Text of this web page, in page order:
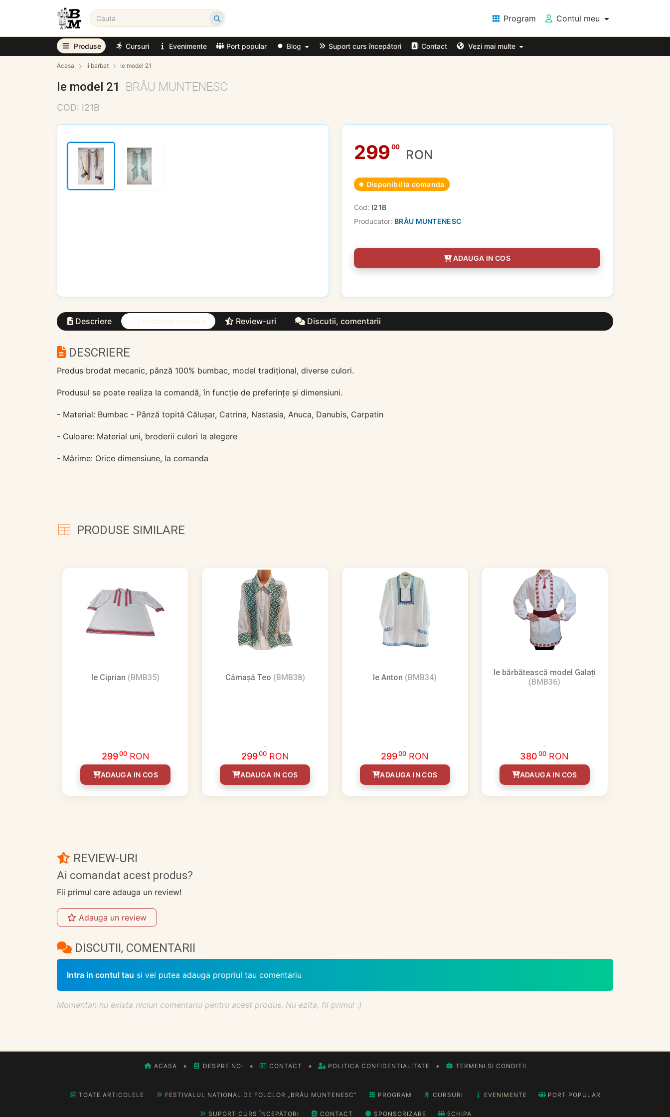
Program Contul meu
Produse Cursuri Evenimente Port popular Blog Suport curs începători Contact Vezi mai multe
Acasa Ii barbat Ie model 21
Ie model 21 BRÂU MUNTENESC
COD: I21B
29900
RON
Disponibil la comanda
Cod: I21B
Producator: BRÂU MUNTENESC
ADAUGA IN COS
Descriere Produse similare Review-uri Discutii, comentarii
DESCRIERE
Produs brodat mecanic, pânză 100% bumbac, model tradițional, diverse culori.
Produsul se poate realiza la comandă, în funcție de preferințe și dimensiuni.
- Material: Bumbac - Pânză topită Călușar, Catrina, Nastasia, Anuca, Danubis, Carpatin
- Culoare: Material uni, broderii culori la alegere
- Mărime: Orice dimensiune, la comanda
PRODUSE SIMILARE
Ie Ciprian (BMB35)
29900 RON
ADAUGA IN COS
Cămașă Teo (BMB38)
29900 RON
ADAUGA IN COS
Ie Anton (BMB34)
29900 RON
ADAUGA IN COS
Ie bărbătească model Galați
(BMB36)
380 00 RON
ADAUGA IN COS
REVIEW-URI
Ai comandat acest produs?
Fii primul care adauga un review!
Adauga un review
DISCUTII, COMENTARII
Intra in contul tau si vei putea adauga propriul tau comentariu
Momentan nu exista niciun comentariu pentru acest produs. Nu ezita, fii primul :)
ACASA ♦ DESPRE NOI ♦ CONTACT ♦ POLITICA CONFIDENTIALITATE ♦ TERMENI SI CONDITII
TOATE ARTICOLELE FESTIVALUL NAȚIONAL DE FOLCLOR „BRÂU MUNTENESC” PROGRAM CURSURI EVENIMENTE PORT POPULAR
SUPORT CURS ÎNCEPĂTORI CONTACT SPONSORIZARE ECHIPA